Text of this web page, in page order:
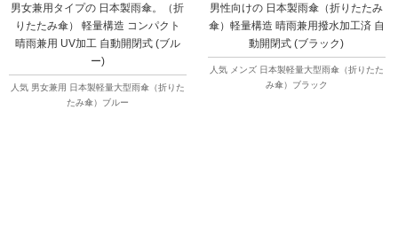
男女兼用タイプの 日本製雨傘。（折
りたたみ傘） 軽量構造 コンパクト
晴雨兼用 UV加工 自動開閉式 (ブル
ー)
人気 男女兼用 日本製軽量大型雨傘（折りた
たみ傘）ブルー
男性向けの 日本製雨傘（折りたたみ
傘）軽量構造 晴雨兼用撥水加工済 自
動開閉式 (ブラック)
人気 メンズ 日本製軽量大型雨傘（折りたた
み傘）ブラック